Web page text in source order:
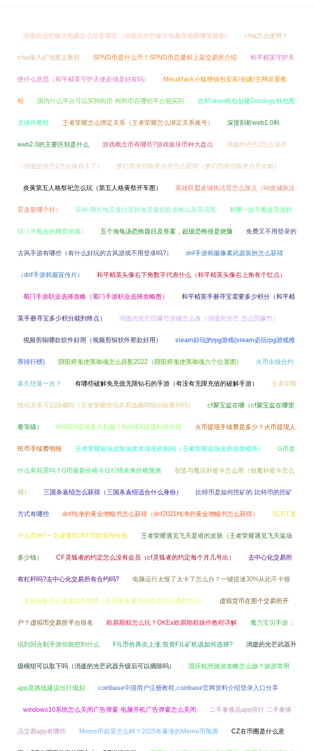
消逝的光芒赈灾包裹怎么给军需官（消逝的光芒赈灾包裹在地图哪里能刷） chia怎么使用？
chia接入矿池图文教程 SPND币是什么币？SPND币总量和上架交易所介绍 和平精英守护天
使什么意思（和平精英守护天使必须是好友吗） MetaMask小狐狸钱包安装/创建/主网设置教
程 国内什么平台可以买狗狗币 狗狗币在哪些平台能买到 在AToken钱包创建Ontology钱包图
文操作教程 王者荣耀怎么绑定关系（王者荣耀怎么绑定关系账号） 深度剖析web1.0和
web2.0的主要区别是什么 游戏概念币有哪些?游戏板块币种大盘点 消逝的光芒2怎么保存
（消逝的光芒2怎么保存不了） 梦幻西游召唤兽内丹怎么获得（梦幻西游召唤兽内丹攻略）
炎黄第五人格祭祀怎么玩（第五人格黄祭开车图） 英雄联盟皮城执法官怎么加点（lol皮城执法
官皮肤哪个好） 原神:璃月地灵龛位置和地灵龛钥匙攻略以及高清图 有哪一款不氪金页游好
玩（不氪金的网页游戏） 五个海龟汤恐怖题目及答案，超级恐怖很是烧脑 免费又不用登录的
古风手游有哪些（有什么好玩的古风游戏不用登录吗?） dnf手游韩服像素武器装扮怎么获得
（dnf手游韩服宣传片） 和平精英头像右下角数字代表什么（和平精英头像右上角有个红点）
蜀门手游职业选择攻略（蜀门手游职业选择攻略图） 和平精英手册寻宝需要多少积分（和平精
英手册寻宝多少积分能到终点） 消逝的光芒扔爆竹按键怎么改（消逝的光芒 怎么扔爆竹）
视频剪辑哪款软件好用（视频剪辑软件那款好用） steam好玩的rpg游戏(steam必玩rpg游戏推
荐排行榜) 阴阳师鬼使黑御魂怎么搭配2022（阴阳师鬼使黑御魂六个位置图） 火币永续合约
多久结算一次？ 有哪些破解免充值无限钻石的手游（有没有无限充值的破解手游） 王者荣耀
情侣关系可以隐藏吗（王者荣耀情侣关系隐藏吗情侣能看到吗） cf聚宝盆在哪（cf聚宝盆在哪里
看等级） BitMEX提现多久到账？BitMEX提现时间介绍 火币提现手续费是多少？火币提现人
民币手续费明细 王者荣耀返场皮肤抽奖有保底机制吗（王者荣耀返场皮肤抽奖概率） G币是
什么有前景吗？G币最新价格今日行情未来价格预测 创造与魔法补签卡怎么用（创魔补签卡怎么
得） 三国杀袁绍怎么获得（三国杀袁绍适合什么身份） 比特币是如何挖矿的 比特币的挖矿
方式有哪些 dnf纯净的黄金增幅书怎么获得（dnf2021纯净的黄金增幅书怎么获得） SCRT是
什么币种?一文读懂SCRT币前景和价值 王者荣耀遇见飞天是谁的皮肤（王者荣耀遇见飞天返场
多少钱） CF灵狐者的约定怎么没有会员（cf灵狐者的约定每个月几号出） 去中心化交易所
有杠杆吗?去中心化交易所有合约吗? 电脑运行太慢了太卡了怎么办？一键提速30%从此不卡顿
太吾绘卷怎么邀请成为同道（太吾绘卷邀为同道后怎么请教功法） 虚拟货币在那个交易所开
户？虚拟币交易所平台排名 欧易期权怎么玩？OKEx欧易期权操作教程详解 魔力宝贝手游：
说到回合制手游你能想到什么 FIL币价再次上涨,投资FIL矿机该如何选择? 消逝的光芒武器升
级模组可以取下吗（消逝的光芒武器升级后可以摘除吗） 国庆杭州旅游攻略怎么做？旅游常用
app及路线建议出行规划 coinbase中国用户注册教程,coinbase官网资料介绍登录入口分享
windows10系统怎么关闭广告弹窗 电脑开机广告弹窗怎么关闭 二手奢侈品app排行 二手奢侈
品交易app有哪些 Meme币前景怎么样？2025年暴涨的Meme币预测 CZ在币圈是什么意